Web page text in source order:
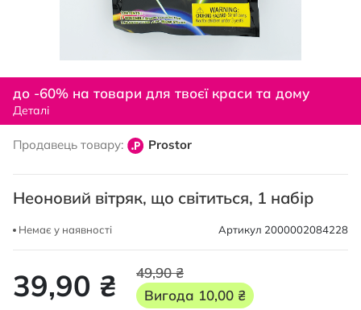
початку
галереї
до -60% на товари для твоєї краси та дому
Деталі
Продавець товару: Prostor
Неоновий вітряк, що світиться, 1 набір
Немає у наявності Артикул 2000002084228
39,90 ₴
49,90 ₴
Вигода 10,00 ₴